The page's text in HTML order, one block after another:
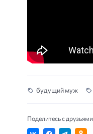
будущий муж
Поделитесь с друзьями